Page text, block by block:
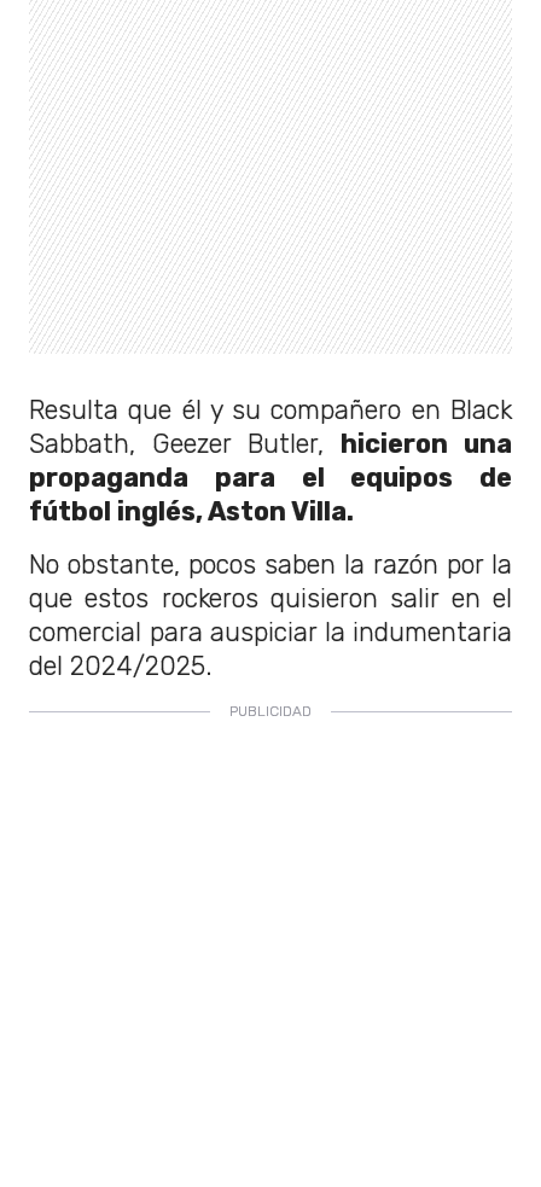
Resulta que él y su compañero en Black
Sabbath, Geezer Butler, hicieron una
propaganda para el equipos de
fútbol inglés, Aston Villa.
No obstante, pocos saben la razón por la
que estos rockeros quisieron salir en el
comercial para auspiciar la indumentaria
del 2024/2025.